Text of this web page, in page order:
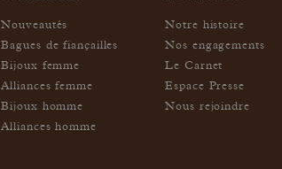
Nouveautés
Bagues de fiançailles
Bijoux femme
Alliances femme
Bijoux homme
Alliances homme
Notre histoire
Nos engagements
Le Carnet
Espace Presse
Nous rejoindre